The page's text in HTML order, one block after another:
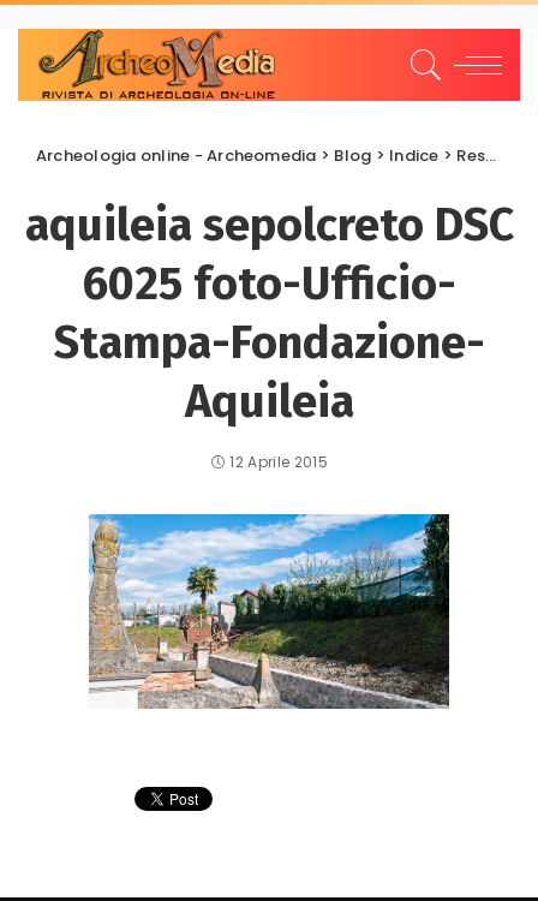
Archeologia online - Archeomedia > Blog > Indice > Restauri e Recuperi
aquileia sepolcreto DSC
6025 foto-Ufficio-
Stampa-Fondazione-
Aquileia
12 Aprile 2015